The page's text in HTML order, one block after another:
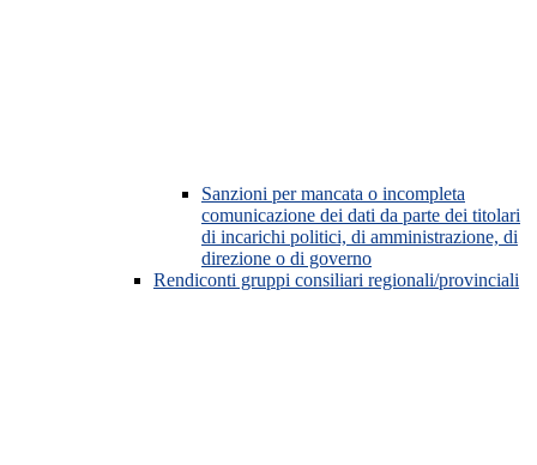
Sanzioni per mancata o incompleta
comunicazione dei dati da parte dei titolari
di incarichi politici, di amministrazione, di
direzione o di governo
Rendiconti gruppi consiliari regionali/provinciali